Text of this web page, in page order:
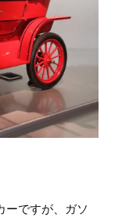
ーですが、ガソ